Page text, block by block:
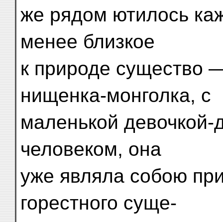
же рядом ютилось
менее близкое
к природе существо
нищенка-монголка, с
маленькой
человеком, она
уже являла собою
горестного суще-